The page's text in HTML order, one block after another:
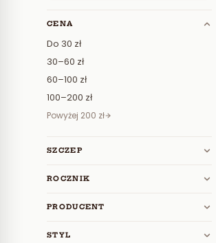
CENA
Do 30 zł
30–60 zł
60–100 zł
100–200 zł
Powyżej 200 zł
SZCZEP
ROCZNIK
PRODUCENT
STYL